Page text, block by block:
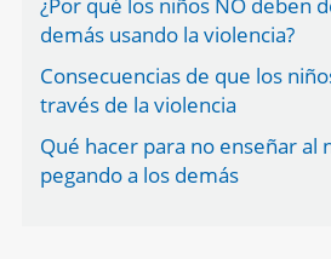
demás usando la violencia?
Consecuencias de que los
través de la violencia
Qué hacer para no enseñar al
pegando a los demás